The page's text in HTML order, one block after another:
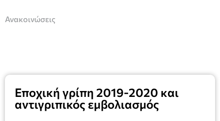
Ανακοινώσεις
Εποχική γρίπη 2019-2020 και
αντιγριπικός εμβολιασμός